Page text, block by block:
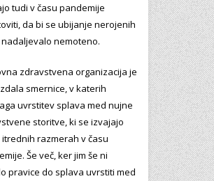
tudi v času pandemije
da bi se ubijanje nerojenih
nemoteno.
zdravstvena organizacija je
smernice, v katerih
uvrstitev splava med nujne
storitve, ki se izvajajo
itrednih razmerah v času
Še več, ker jim še ni
pravice do splava uvrstiti med